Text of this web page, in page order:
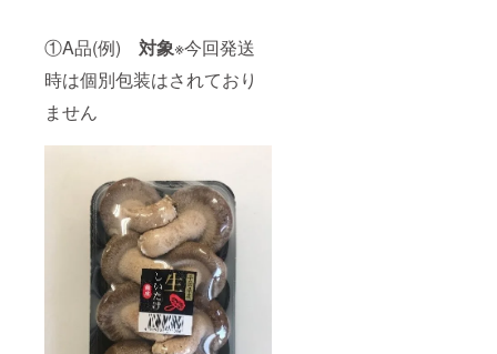
①A品(例) 対象※今回発送
時は個別包装はされており
ません